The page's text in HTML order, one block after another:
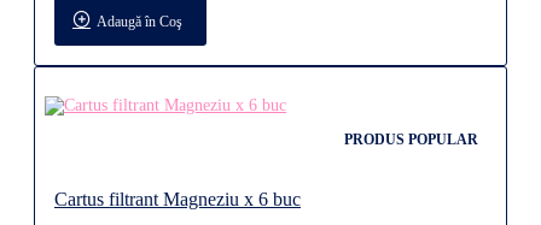
Adaugă în Coş
PRODUS POPULAR
Cartus filtrant Magneziu x 6 buc